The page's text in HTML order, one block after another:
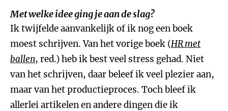
Met welke idee ging je aan de slag?
Ik twijfelde aanvankelijk of ik nog een boek
moest schrijven. Van het vorige boek (HR met
ballen, red.) heb ik best veel stress gehad. Niet
van het schrijven, daar beleef ik veel plezier aan,
maar van het productieproces. Toch bleef ik
allerlei artikelen en andere dingen die ik